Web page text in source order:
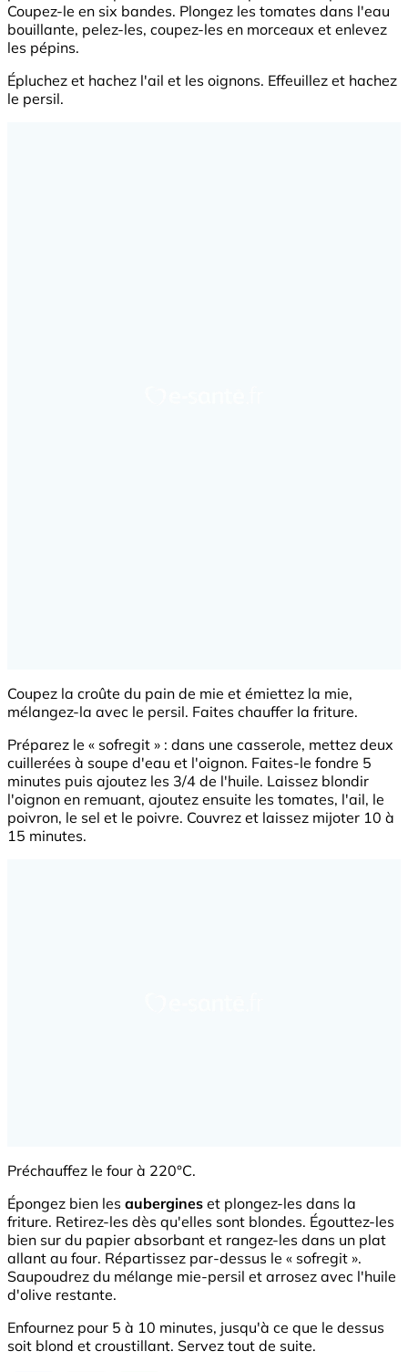
Coupez-le en six bandes. Plongez les tomates dans l'eau
bouillante, pelez-les, coupez-les en morceaux et enlevez
les pépins.
Épluchez et hachez l'ail et les oignons. Effeuillez et hachez
le persil.
Coupez la croûte du pain de mie et émiettez la mie,
mélangez-la avec le persil. Faites chauffer la friture.
Préparez le « sofregit » : dans une casserole, mettez deux
cuillerées à soupe d'eau et l'oignon. Faites-le fondre 5
minutes puis ajoutez les 3/4 de l'huile. Laissez blondir
l'oignon en remuant, ajoutez ensuite les tomates, l'ail, le
poivron, le sel et le poivre. Couvrez et laissez mijoter 10 à
15 minutes.
Préchauffez le four à 220°C.
Épongez bien les aubergines et plongez-les dans la
friture. Retirez-les dès qu'elles sont blondes. Égouttez-les
bien sur du papier absorbant et rangez-les dans un plat
allant au four. Répartissez par-dessus le « sofregit ».
Saupoudrez du mélange mie-persil et arrosez avec l'huile
d'olive restante.
Enfournez pour 5 à 10 minutes, jusqu'à ce que le dessus
soit blond et croustillant. Servez tout de suite.